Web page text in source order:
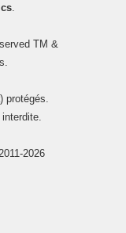
TM &
) protégés.
2026